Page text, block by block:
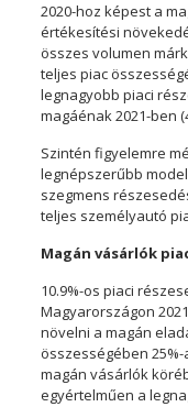
2020-hoz képest a
értékesítési
összes volumen
teljes piac
legnagyobb piaci
magáénak 2021-ben
Szintén figyelemre
legnépszerűbb modell
szegmens
teljes személyautó
Magán vásárlók
10.9%-os piaci
Magyarországon
növelni a magán
összességében
magán vásárlók
egyértelműen a